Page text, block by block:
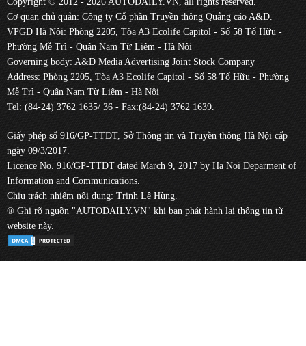
Cơ quan chủ quản: Công ty Cổ phần Truyền thông Quảng cáo A&D.
VPGD Hà Nội: Phòng 2205, Tòa A3 Ecolife Capitol - Số 58 Tố Hữu -
Phường Mễ Trì - Quận Nam Từ Liêm - Hà Nội
Governing body: A&D Media Advertising Joint Stock Company
Address: Phòng 2205, Tòa A3 Ecolife Capitol - Số 58 Tố Hữu - Phường
Mễ Trì - Quận Nam Từ Liêm - Hà Nội
Tel: (84-24) 3762 1635/ 36 - Fax:(84-24) 3762 1639.
Giấy phép số 916/GP-TTĐT, Sở Thông tin và Truyền thông Hà Nội cấp
ngày 09/3/2017.
Licence No. 916/GP-TTĐT dated March 9, 2017 by Ha Noi Deparment of
Information and Communications.
Chịu trách nhiệm nội dung: Trịnh Lê Hùng.
® Ghi rõ nguồn "AUTODAILY.VN" khi bạn phát hành lại thông tin từ
website này.